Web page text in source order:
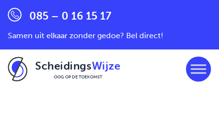
085 – 0 16 15 17
Samen uit elkaar zonder gedoe? Bel direct!
ScheidingsWijze
OOG OP DE TOEKOMST